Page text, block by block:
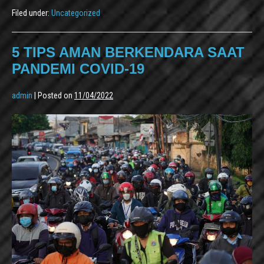
Filed under: Uncategorized
5 TIPS AMAN BERKENDARA SAAT
PANDEMI COVID-19
admin | Posted on 11/04/2022